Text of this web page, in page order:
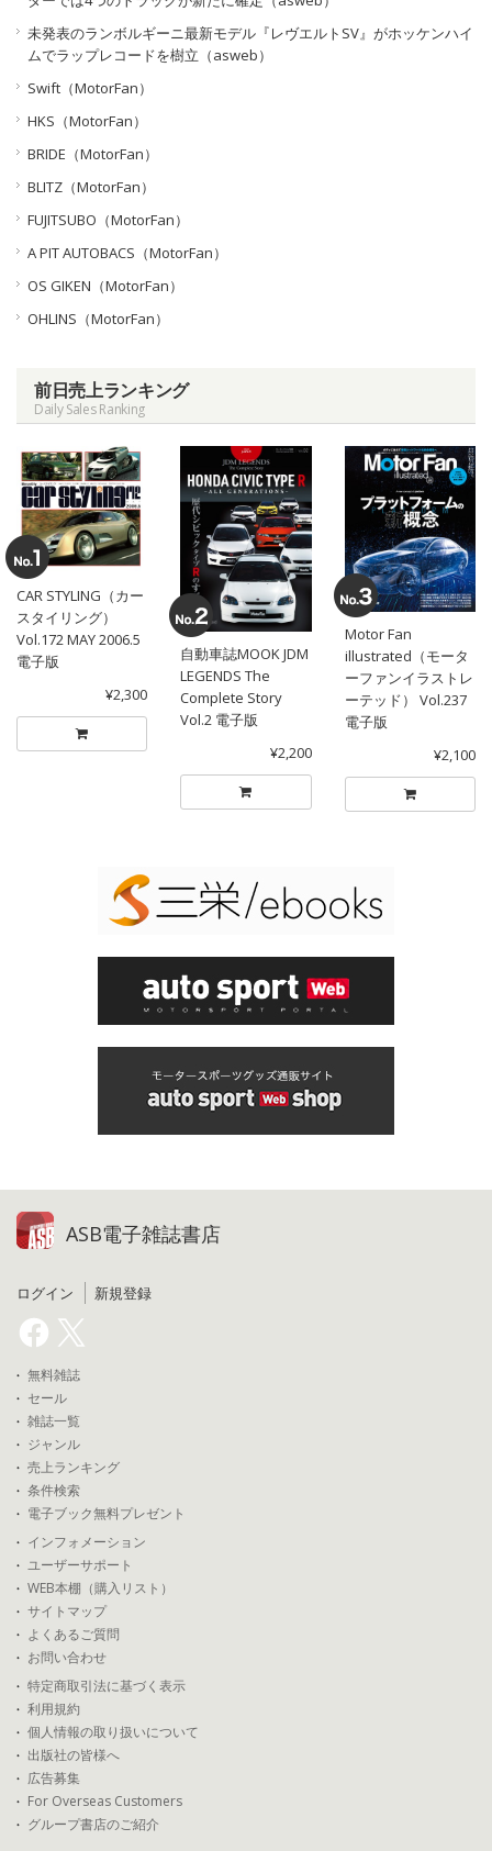
未発表のランボルギーニ最新モデル『レヴエルトSV』がホッケンハイ
ムでラップレコードを樹立（asweb）
Swift（MotorFan）
HKS（MotorFan）
BRIDE（MotorFan）
BLITZ（MotorFan）
FUJITSUBO（MotorFan）
A PIT AUTOBACS（MotorFan）
OS GIKEN（MotorFan）
OHLINS（MotorFan）
前日売上ランキング
Daily Sales Ranking
CAR STYLING（カー
スタイリング）
Vol.172 MAY 2006.5
電子版
¥2,300
自動車誌MOOK JDM
LEGENDS The
Complete Story
Vol.2 電子版
¥2,200
Motor Fan
illustrated（モータ
ーファンイラストレ
ーテッド） Vol.237
電子版
¥2,100
ASB電子雑誌書店
ログイン 新規登録
無料雑誌
セール
雑誌一覧
ジャンル
売上ランキング
条件検索
電子ブック無料プレゼント
インフォメーション
ユーザーサポート
WEB本棚（購入リスト）
サイトマップ
よくあるご質問
お問い合わせ
特定商取引法に基づく表示
利用規約
個人情報の取り扱いについて
出版社の皆様へ
広告募集
For Overseas Customers
グループ書店のご紹介